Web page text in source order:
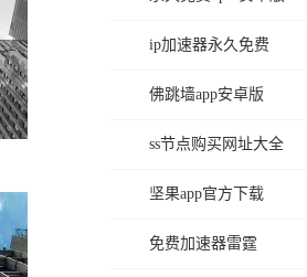
ip加速器永久免费
佛跳墙app安卓版
ss节点购买网址大全
坚果app官方下载
免费加速器雷霆